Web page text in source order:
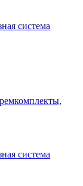
система
система